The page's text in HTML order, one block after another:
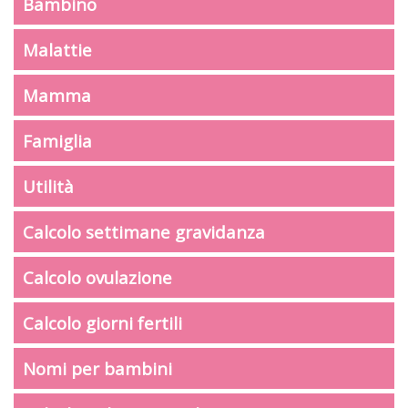
Malattie
Mamma
Famiglia
Utilità
Calcolo settimane gravidanza
Calcolo ovulazione
Calcolo giorni fertili
Nomi per bambini